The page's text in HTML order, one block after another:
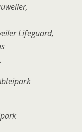
Lifeguard,